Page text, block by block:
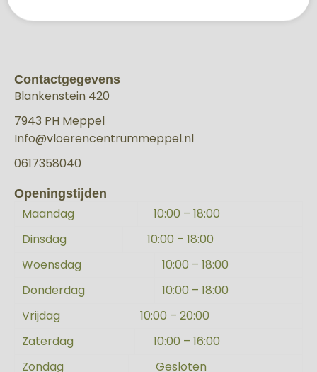
Contactgegevens
Blankenstein 420
7943 PH Meppel
Info@vloerencentrummeppel.nl
0617358040
Openingstijden
Maandag
10:00 – 18:00
Dinsdag
10:00 – 18:00
Woensdag
10:00 – 18:00
Donderdag
10:00 – 18:00
Vrijdag
10:00 – 20:00
Zaterdag
10:00 – 16:00
Zondag
Gesloten